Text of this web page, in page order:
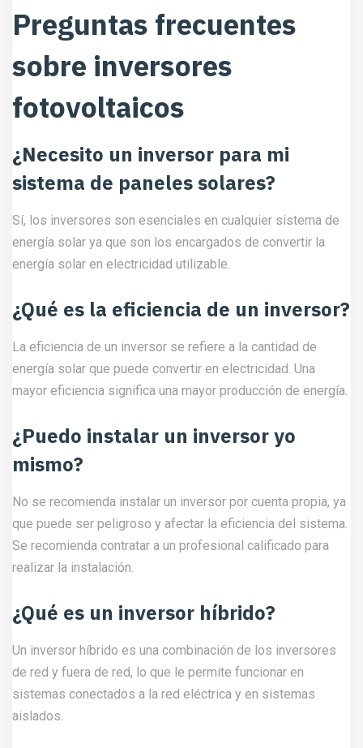
Preguntas frecuentes
sobre inversores
fotovoltaicos
¿Necesito un inversor para mi
sistema de paneles solares?
Sí, los inversores son esenciales en cualquier sistema de
energía solar ya que son los encargados de convertir la
energía solar en electricidad utilizable.
¿Qué es la eficiencia de un inversor?
La eficiencia de un inversor se refiere a la cantidad de
energía solar que puede convertir en electricidad. Una
mayor eficiencia significa una mayor producción de energía.
¿Puedo instalar un inversor yo
mismo?
No se recomienda instalar un inversor por cuenta propia, ya
que puede ser peligroso y afectar la eficiencia del sistema.
Se recomienda contratar a un profesional calificado para
realizar la instalación.
¿Qué es un inversor híbrido?
Un inversor híbrido es una combinación de los inversores
de red y fuera de red, lo que le permite funcionar en
sistemas conectados a la red eléctrica y en sistemas
aislados.